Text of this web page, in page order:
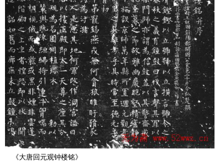
《大唐回元观钟楼铭》